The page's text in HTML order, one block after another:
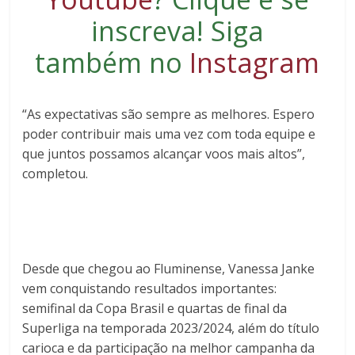
inscreva! Siga
também no Instagram
“As expectativas são sempre as melhores. Espero
poder contribuir mais uma vez com toda equipe e
que juntos possamos alcançar voos mais altos”,
completou.
Desde que chegou ao Fluminense, Vanessa Janke
vem conquistando resultados importantes:
semifinal da Copa Brasil e quartas de final da
Superliga na temporada 2023/2024, além do título
carioca e da participação na melhor campanha da